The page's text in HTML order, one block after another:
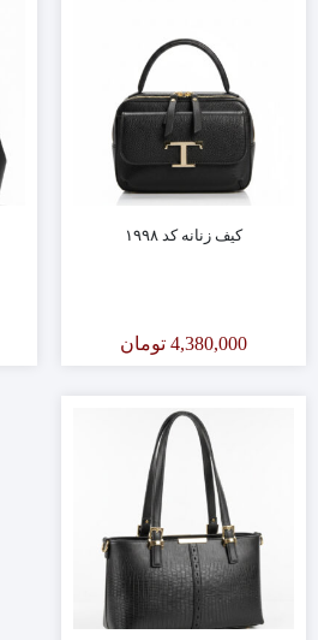
کیف زنانه کد ۱۹۹۸
4,380,000 تومان